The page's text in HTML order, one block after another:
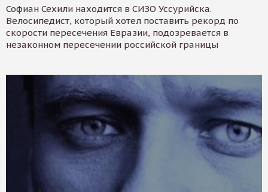
Софиан Сехили находится в СИЗО Уссурийска.
Велосипедист, который хотел поставить рекорд по
скорости пересечения Евразии, подозревается в
незаконном пересечении российской границы